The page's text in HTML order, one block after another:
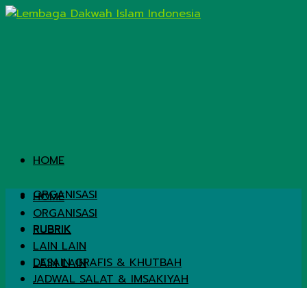
HOME
ORGANISASI
RUBRIK
LAIN LAIN
HOME
ORGANISASI
RUBRIK
LAIN LAIN
DESAIN GRAFIS & KHUTBAH
JADWAL SALAT & IMSAKIYAH